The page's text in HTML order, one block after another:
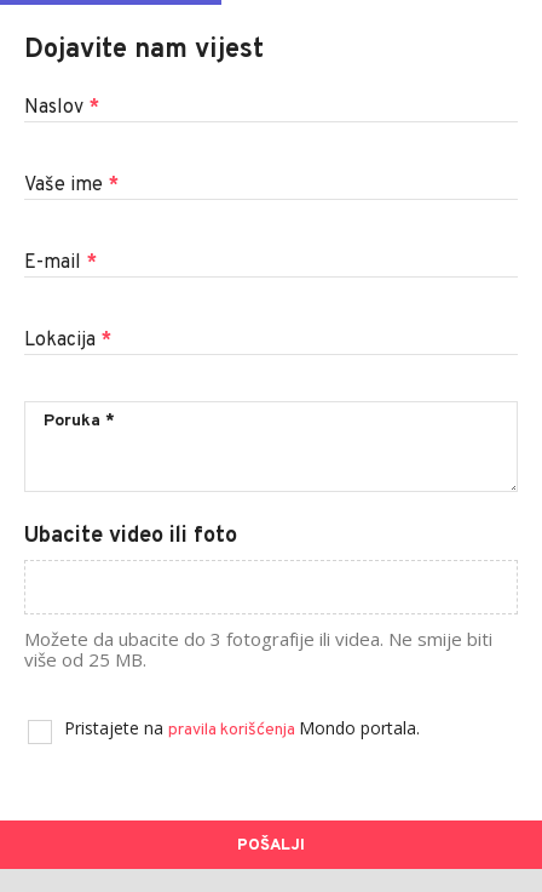
Dojavite nam vijest
Naslov *
Vaše ime *
E-mail *
Lokacija *
Ubacite video ili foto
Možete da ubacite do 3 fotografije ili videa. Ne smije biti
više od 25 MB.
Pristajete na pravila korišćenja Mondo portala.
POŠALJI